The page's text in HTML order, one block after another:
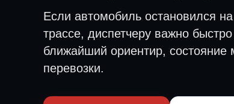
Если автомобиль остановился
трассе, диспетчеру важно
ближайший ориентир,
перевозки.